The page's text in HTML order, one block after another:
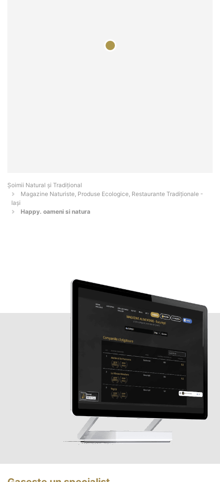
Șoimii Natural și Tradițional
Magazine Naturiste, Produse Ecologice, Restaurante Tradiționale -
Iaşi
Happy. oameni si natura